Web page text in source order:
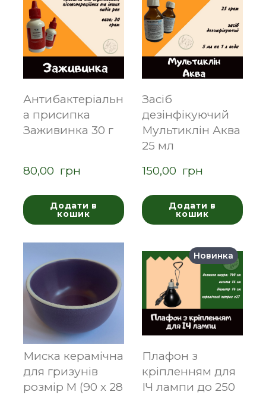
Антибактеріальн
а присипка
Заживинка 30 г
80,00  грн
Додати в
кошик
Засіб
дезінфікуючий
Мультиклін Аква
25 мл
150,00  грн
Додати в
кошик
Миска керамічна
для гризунів
розмір M (90 х 28
Новинка
Плафон з
кріпленням для
ІЧ лампи до 250